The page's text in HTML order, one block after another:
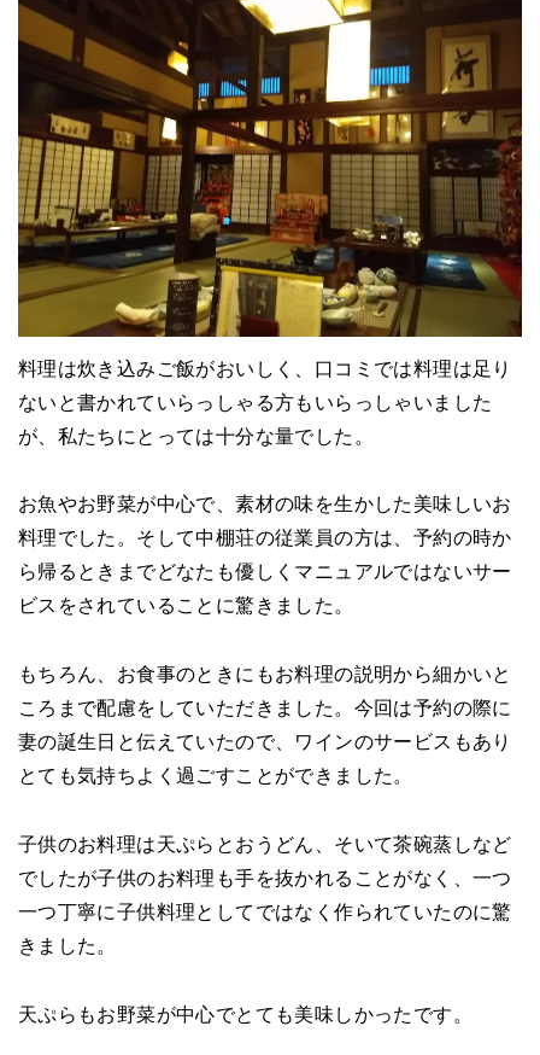
料理は炊き込みご飯がおいしく、口コミでは料理は足り
ないと書かれていらっしゃる方もいらっしゃいました
が、私たちにとっては十分な量でした。
お魚やお野菜が中心で、素材の味を生かした美味しいお
料理でした。そして中棚荘の従業員の方は、予約の時か
ら帰るときまでどなたも優しくマニュアルではないサー
ビスをされていることに驚きました。
もちろん、お食事のときにもお料理の説明から細かいと
ころまで配慮をしていただきました。今回は予約の際に
妻の誕生日と伝えていたので、ワインのサービスもあり
とても気持ちよく過ごすことができました。
子供のお料理は天ぷらとおうどん、そいて茶碗蒸しなど
でしたが子供のお料理も手を抜かれることがなく、一つ
一つ丁寧に子供料理としてではなく作られていたのに驚
きました。
天ぷらもお野菜が中心でとても美味しかったです。